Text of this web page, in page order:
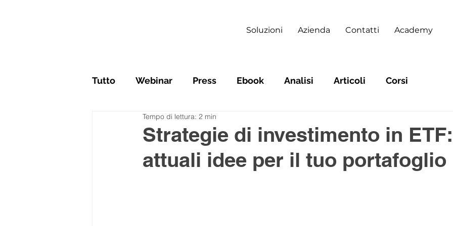
Soluzioni Azienda Contatti Academy
Tutto Webinar Press Ebook Analisi Articoli Corsi
Strategie di investimento in
attuali idee per il tuo portafoglio
Tempo di lettura: 2 min